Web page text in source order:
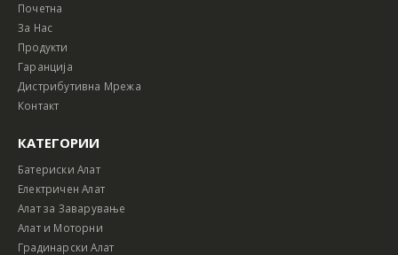
Почетна
За Нас
Продукти
Гаранција
Дистрибутивна Мрежа
Контакт
КАТЕГОРИИ
Батериски Алат
Електричен Алат
Алат за Заварување
Алат и Моторни
Градинарски Алат